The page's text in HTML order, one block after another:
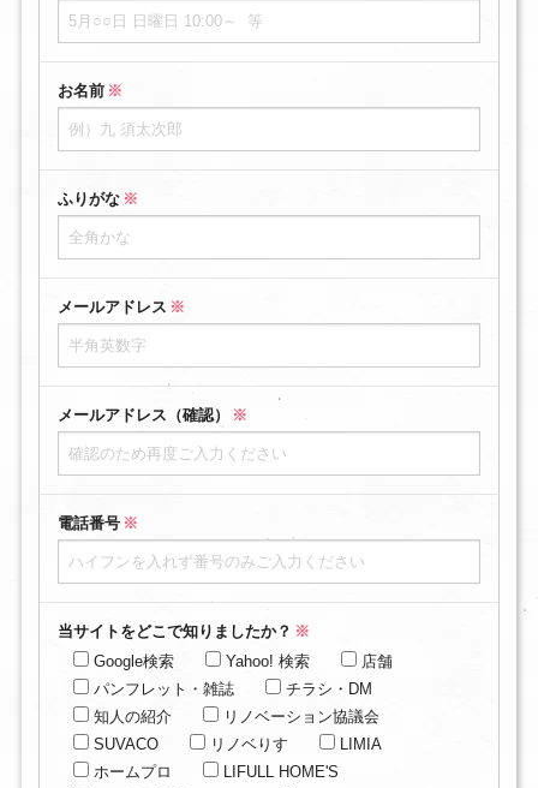
お名前 ※
ふりがな ※
メールアドレス ※
メールアドレス（確認） ※
電話番号 ※
当サイトをどこで知りましたか？ ※
Google検索
Yahoo! 検索
店舗
パンフレット・雑誌
チラシ・DM
知人の紹介
リノベーション協議会
SUVACO
リノベりす
LIMIA
ホームプロ
LIFULL HOME'S